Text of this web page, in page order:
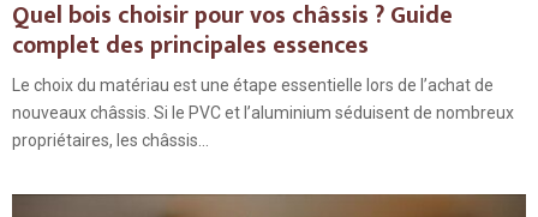
Quel bois choisir pour vos châssis ? Guide
complet des principales essences
Le choix du matériau est une étape essentielle lors de l’achat de
nouveaux châssis. Si le PVC et l’aluminium séduisent de nombreux
propriétaires, les châssis...